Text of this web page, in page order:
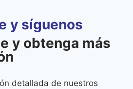
y síguenos
y obtenga más
detallada de nuestros